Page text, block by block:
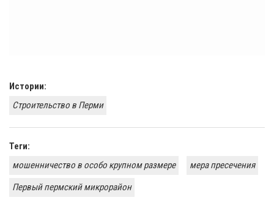
Истории:
Строительство в Перми
Теги:
мошенничество в особо крупном размере
мера пресечения
Первый пермский микрорайон